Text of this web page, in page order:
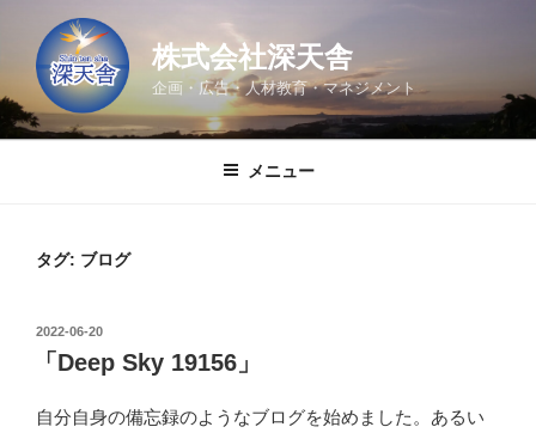
ン
ツ
株式会社深天舎
企画・広告・人材教育・マネジメント
メニュー
タグ: ブログ
投
2022-06-20
「Deep Sky 19156」
自分自身の備忘録のようなブログを始めました。あるい